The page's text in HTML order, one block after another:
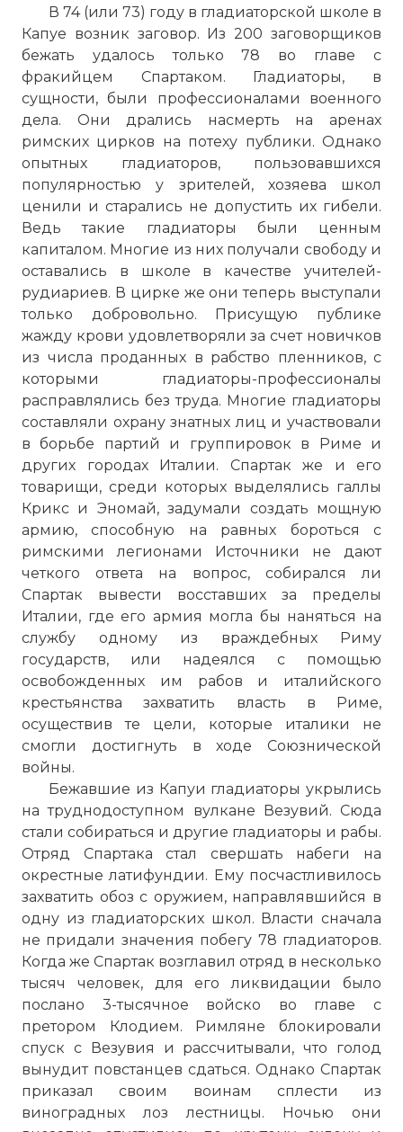
В 74 (или 73) году в гладиаторской школе в
Капуе возник заговор. Из 200 заговорщиков
бежать удалось только 78 во главе с
фракийцем Спартаком. Гладиаторы, в
сущности, были профессионалами военного
дела. Они дрались насмерть на аренах
римских цирков на потеху публики. Однако
опытных гладиаторов, пользовавшихся
популярностью у зрителей, хозяева школ
ценили и старались не допустить их гибели.
Ведь такие гладиаторы были ценным
капиталом. Многие из них получали свободу и
оставались в школе в качестве учителей-
рудиариев. В цирке же они теперь выступали
только добровольно. Присущую публике
жажду крови удовлетворяли за счет новичков
из числа проданных в рабство пленников, с
которыми гладиаторы-профессионалы
расправлялись без труда. Многие гладиаторы
составляли охрану знатных лиц и участвовали
в борьбе партий и группировок в Риме и
других городах Италии. Спартак же и его
товарищи, среди которых выделялись галлы
Крикс и Эномай, задумали создать мощную
армию, способную на равных бороться с
римскими легионами Источники не дают
четкого ответа на вопрос, собирался ли
Спартак вывести восставших за пределы
Италии, где его армия могла бы наняться на
службу одному из враждебных Риму
государств, или надеялся с помощью
освобожденных им рабов и италийского
крестьянства захватить власть в Риме,
осуществив те цели, которые италики не
смогли достигнуть в ходе Союзнической
войны.
Бежавшие из Капуи гладиаторы укрылись
на труднодоступном вулкане Везувий. Сюда
стали собираться и другие гладиаторы и рабы.
Отряд Спартака стал свершать набеги на
окрестные латифундии. Ему посчастливилось
захватить обоз с оружием, направлявшийся в
одну из гладиаторских школ. Власти сначала
не придали значения побегу 78 гладиаторов.
Когда же Спартак возглавил отряд в несколько
тысяч человек, для его ликвидации было
послано 3-тысячное войско во главе с
претором Клодием. Римляне блокировали
спуск с Везувия и рассчитывали, что голод
вынудит повстанцев сдаться. Однако Спартак
приказал своим воинам сплести из
виноградных лоз лестницы. Ночью они